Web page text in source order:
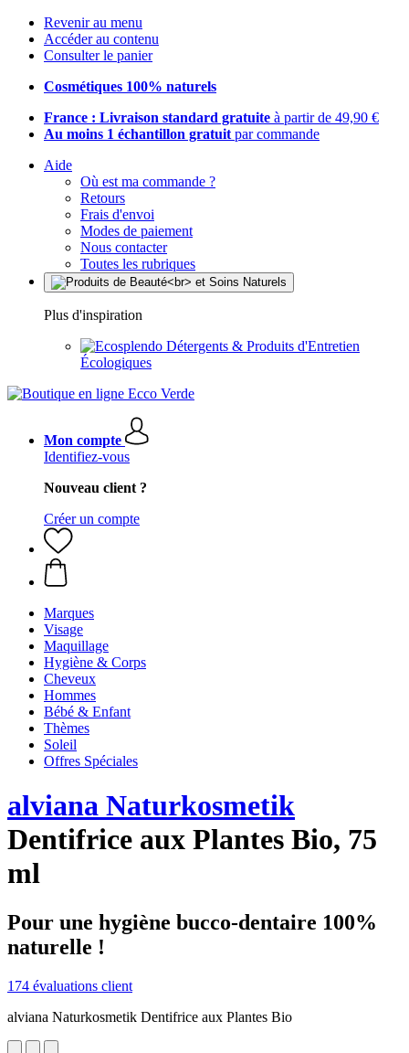
Revenir au menu
Accéder au contenu
Consulter le panier
Cosmétiques 100% naturels
France : Livraison standard gratuite à partir de 49,90 €
Au moins 1 échantillon gratuit par commande
Aide
Où est ma commande ?
Retours
Frais d'envoi
Modes de paiement
Nous contacter
Toutes les rubriques
Plus d'inspiration
Détergents & Produits d'Entretien
Écologiques
Mon compte
Identifiez-vous
Nouveau client ?
Créer un compte
Marques
Visage
Maquillage
Hygiène & Corps
Cheveux
Hommes
Bébé & Enfant
Thèmes
Soleil
Offres Spéciales
alviana Naturkosmetik
Dentifrice aux Plantes Bio, 75
ml
Pour une hygiène bucco-dentaire 100%
naturelle !
174 évaluations client
alviana Naturkosmetik Dentifrice aux Plantes Bio